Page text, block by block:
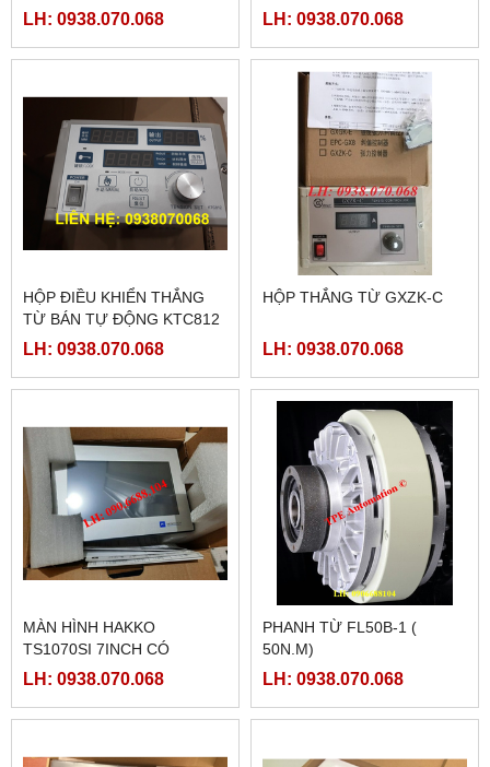
TG465-MT
LH: 0938.070.068 LH: 0938.070.068
HỘP ĐIỀU KHIỂN THẮNG
TỪ BÁN TỰ ĐỘNG KTC812
LH: 0938.070.068
HỘP THẮNG TỪ GXZK-C
LH: 0938.070.068
MÀN HÌNH HAKKO
TS1070SI 7INCH CÓ
ETHERNET
LH: 0938.070.068
PHANH TỪ FL50B-1 (
50N.M)
LH: 0938.070.068